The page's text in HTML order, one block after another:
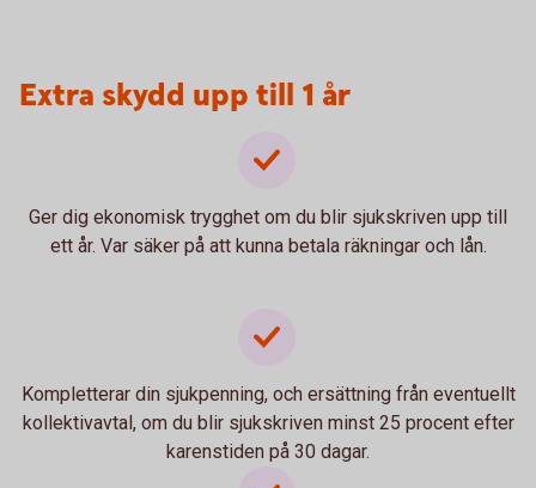
Extra skydd upp till 1 år
Ger dig ekonomisk trygghet om du blir sjukskriven upp till
ett år. Var säker på att kunna betala räkningar och lån.
Kompletterar din sjukpenning, och ersättning från eventuellt
kollektivavtal, om du blir sjukskriven minst 25 procent efter
karenstiden på 30 dagar.